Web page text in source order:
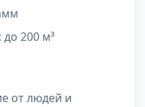
: до 200 м³
от людей и